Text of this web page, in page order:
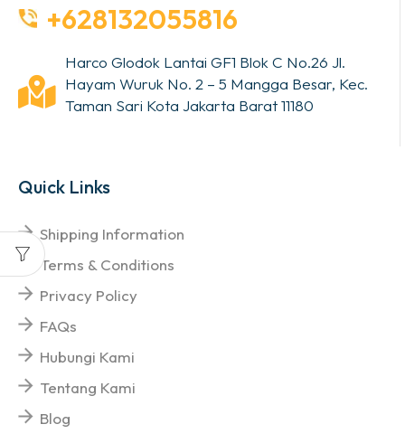
+628132055816
Harco Glodok Lantai GF1 Blok C No.26 Jl.
Hayam Wuruk No. 2 – 5 Mangga Besar, Kec.
Taman Sari Kota Jakarta Barat 11180
Quick Links
Shipping Information
Terms & Conditions
Privacy Policy
FAQs
Hubungi Kami
Tentang Kami
Blog